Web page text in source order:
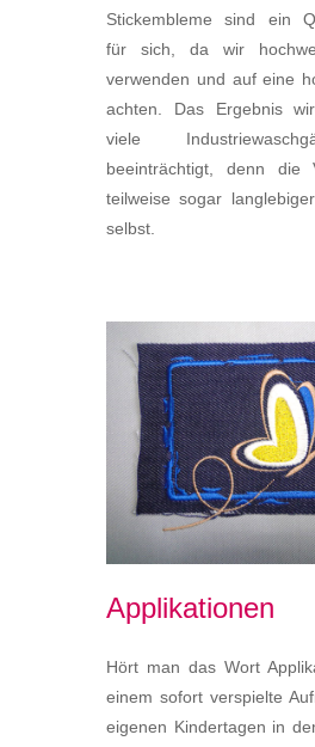
Stickembleme sind ein
für sich, da wir
verwenden und auf eine
achten. Das Ergebnis
viele
beeinträchtigt, denn die
teilweise sogar
selbst.
Applikationen
Hört man das Wort
einem sofort verspielte
eigenen Kindertagen in